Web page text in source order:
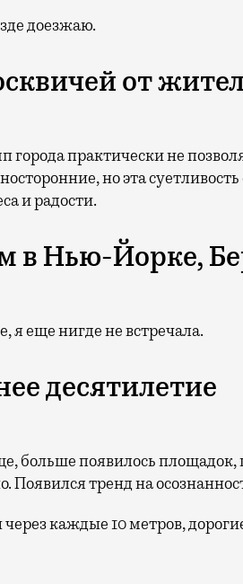
доезжаю.
от
практически не
но эта
и радости.
в Нью-Йорке,
я еще нигде не встречала.
десятилетие
больше появилось
Появился тренд на
каждые 10 метров,